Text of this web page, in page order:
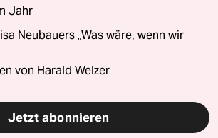
Jahr
Neubauers „Was wäre, wenn wir
von Harald Welzer
Jetzt abonnieren